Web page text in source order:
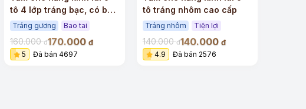
tô 4 lớp tráng bạc, có bao
tai
Tráng gương Bao tai
160.000đ170.000 đ
5
Đã bán 4697
tô tráng nhôm cao cấp
Tráng nhôm Tiện lợi
140.000đ140.000 đ
4.9
Đã bán 2576